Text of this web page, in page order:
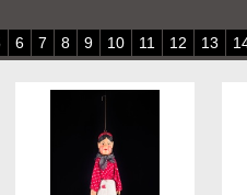
6 7 8 9 10 11 12 13